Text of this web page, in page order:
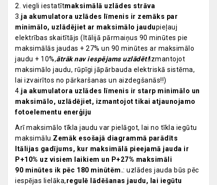
2. viegli iestatītmaksimālā uzlādes strāva
3. ja akumulatora uzlādes līmenis ir zemāks par
minimālo, uzlādējiet ar maksimālo jaudupieļauj
elektrības skaitītājs (Itālijā pārmaiņus 90 minūtes pie
maksimālās jaudas + 27% un 90 minūtes ar maksimālo
jaudu + 10%,ātrāk nav iespējams uzlādēt!Izmantojot
maksimālo jaudu, rūpīgi jāpārbauda elektriskā sistēma,
lai izvairītos no pārkaršanas un aizdegšanās!!)
4. ja akumulatora uzlādes līmenis ir starp minimālo un
maksimālo, uzlādējiet, izmantojot tikai atjaunojamo
fotoelementu enerģiju
Arī maksimālo tīkla jaudu var pielāgot, lai no tīkla iegūtu
maksimālu. Zemāk esošajā diagrammā parādīts
Itālijas gadījums, kur maksimālā pieejamā jauda ir
P+10% uz visiem laikiem un P+27% maksimāli
90 minūtes ik pēc 180 minūtēm.: uzlādes jauda būs pēc
iespējas lielāka,regulē lādēšanas jaudu, lai iegūtu